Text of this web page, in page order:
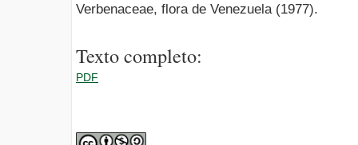
Verbenaceae, flora de Venezuela (1977).
Texto completo:
PDF